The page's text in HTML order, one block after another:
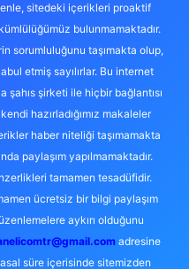
sitedeki içerikleri proaktif
bulunmamaktadır.
sorumluluğunu taşımakta olup,
etmiş sayılırlar. Bu internet
şirketi ile hiçbir bağlantısı
hazırladığımız makaleler
haber niteliği taşımamakta
paylaşım yapılmamaktadır.
tamamen tesadüfidir.
ücretsiz bir bilgi paylaşım
aykırı olduğunu
adresine
süre içerisinde sitemizden